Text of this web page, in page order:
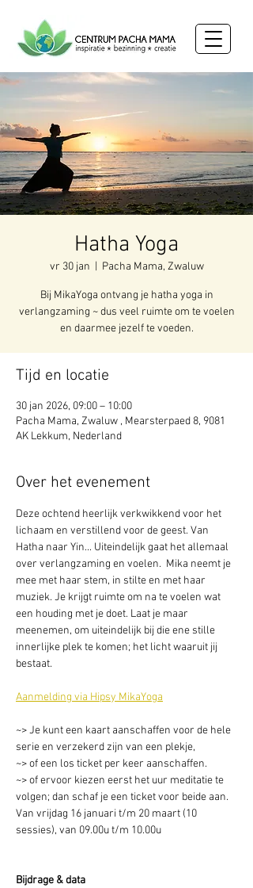
Hatha Yoga
vr 30 jan Pacha Mama, Zwaluw
Bij MikaYoga ontvang je hatha yoga in
verlangzaming ~ dus veel ruimte om te voelen
en daarmee jezelf te voeden.
Tijd en locatie
30 jan 2026, 09:00 – 10:00
Pacha Mama, Zwaluw , Mearsterpaed 8, 9081
AK Lekkum, Nederland
Over het evenement
Deze ochtend heerlijk verkwikkend voor het
lichaam en verstillend voor de geest. Van
Hatha naar Yin... Uiteindelijk gaat het allemaal
over verlangzaming en voelen.  Mika neemt je
mee met haar stem, in stilte en met haar
muziek. Je krijgt ruimte om na te voelen wat
een houding met je doet. Laat je maar
meenemen, om uiteindelijk bij die ene stille
innerlijke plek te komen; het licht waaruit jij
bestaat.
Aanmelding via Hipsy MikaYoga
~> Je kunt een kaart aanschaffen voor de hele
serie en verzekerd zijn van een plekje,
~> of een los ticket per keer aanschaffen.
~> of ervoor kiezen eerst het uur meditatie te
volgen; dan schaf je een ticket voor beide aan.
Van vrijdag 16 januari t/m 20 maart (10
sessies), van 09.00u t/m 10.00u
Bijdrage & data